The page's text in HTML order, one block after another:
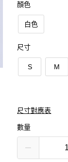
顏色
白色
尺寸
S M
尺寸對應表
數量